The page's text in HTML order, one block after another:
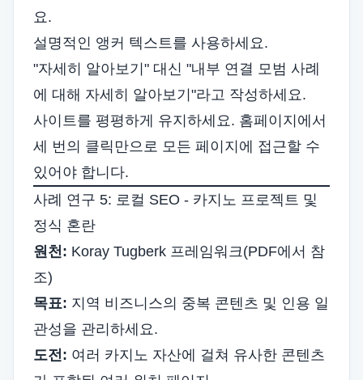
요.
설명적인 앵커 텍스트를 사용하세요.
"자세히 알아보기" 대신 "내부 연결 모범 사례
에 대해 자세히 알아보기"라고 작성하세요.
사이트를 평평하게 유지하세요. 홈페이지에서
세 번의 클릭만으로 모든 페이지에 접근할 수
있어야 합니다.
사례 연구 5: 로컬 SEO - 카지노 프로젝트 및
정식 혼란
원천: Koray Tugberk 프레임워크(PDF에서 참
조)
목표: 지역 비즈니스의 중복 콘텐츠 및 인용 일
관성을 관리하세요.
도전: 여러 카지노 자산에 걸쳐 유사한 콘텐츠